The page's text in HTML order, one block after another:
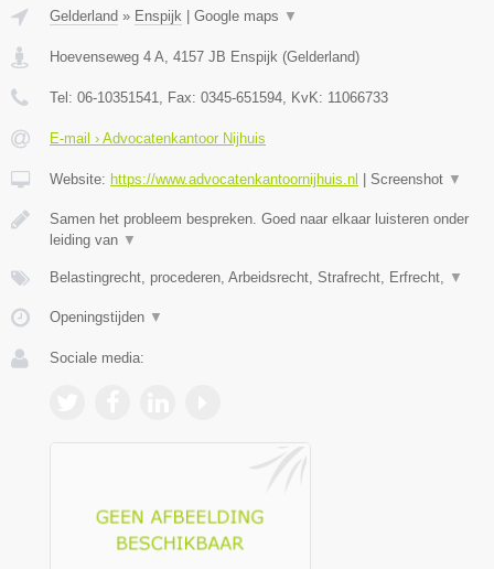
Gelderland » Enspijk Google maps ▼
Hoevenseweg 4 A 4157 JB Enspijk (Gelderland)
Tel: 06-10351541 , Fax: 0345-651594 , KvK: 11066733
E-mail › Advocatenkantoor Nijhuis
Website: https://www.advocatenkantoornijhuis.nl Screenshot ▼
Samen het probleem bespreken. Goed naar elkaar luisteren onder
leiding van ▼
Belastingrecht, procederen, Arbeidsrecht, Strafrecht, Erfrecht, ▼
Openingstijden ▼
Sociale media: